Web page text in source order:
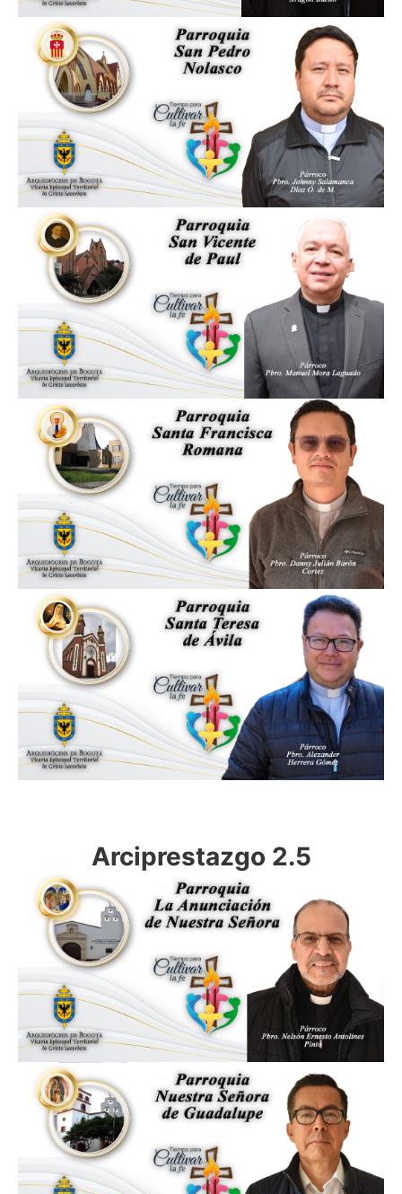
Arciprestazgo 2.5